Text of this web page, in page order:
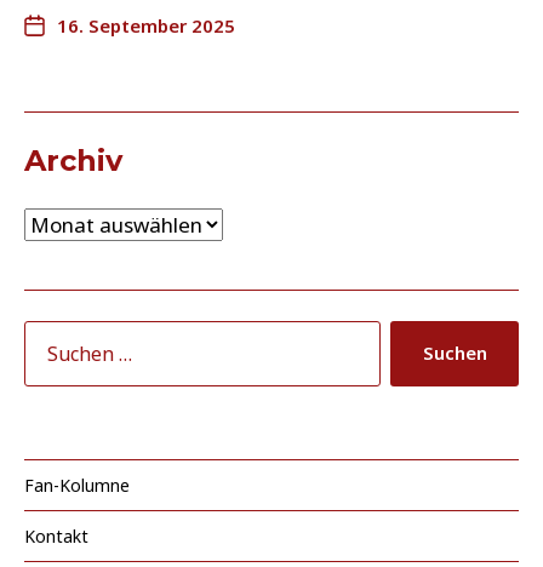
16. September 2025
Archiv
Fan-Kolumne
Kontakt